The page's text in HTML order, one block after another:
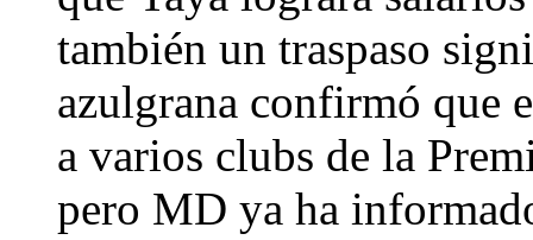
también un traspaso
azulgrana confirmó que
a varios clubs de la
pero MD ya ha